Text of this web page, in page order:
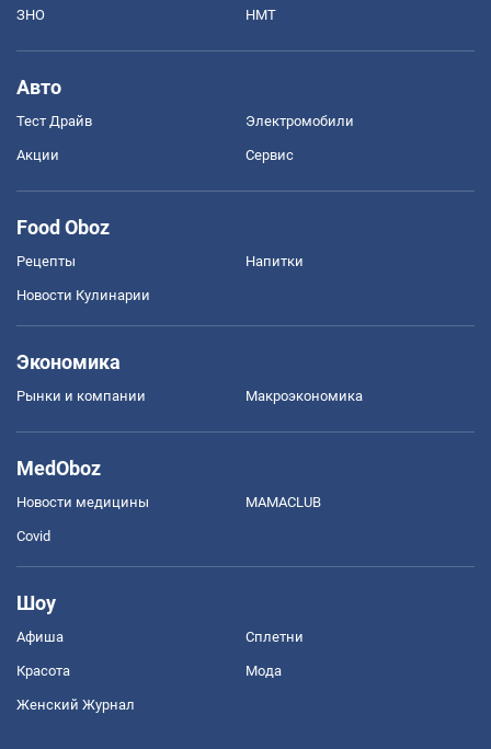
ЗНО НМТ
Авто
Тест Драйв Электромобили
Акции Сервис
Food Oboz
Рецепты Напитки
Новости Кулинарии
Экономика
Рынки и компании Mакроэкономика
MedOboz
Новости медицины MAMACLUB
Covid
Шоу
Афиша Сплетни
Красота Мода
Женский Журнал